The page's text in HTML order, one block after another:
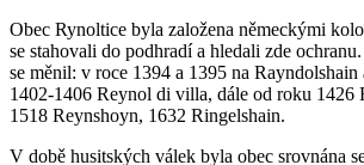
Obec Rynoltice byla založena německými
se stahovali do podhradí a hledali zde
se měnil: v roce 1394 a 1395 na
1402-1406 Reynol di villa, dále od roku 1426
1518 Reynshoyn, 1632 Ringelshain.
V době husitských válek byla obec srovnána